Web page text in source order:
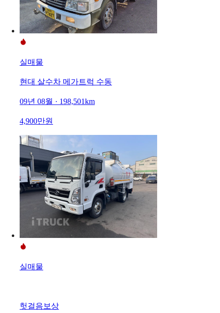
실매물
현대 살수차 메가트럭 수동
09년 08월 · 198,501km
4,900만원
실매물
헛걸음보상